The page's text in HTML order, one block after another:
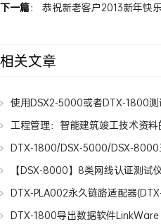
下一篇： 恭祝新老客户2013新年快
相关文章
使用DSX2-5000或者DTX-1800
工程管理：智能建筑竣工技术资
DTX-1800/DSX-5000/DSX-8000
【DSX-8000】8类网线认证测
DTX-PLA002永久链路适配器
DTX-1800导出数据软件